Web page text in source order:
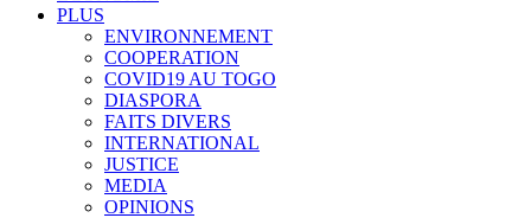
PLUS
ENVIRONNEMENT
COOPERATION
COVID19 AU TOGO
DIASPORA
FAITS DIVERS
INTERNATIONAL
JUSTICE
MEDIA
OPINIONS